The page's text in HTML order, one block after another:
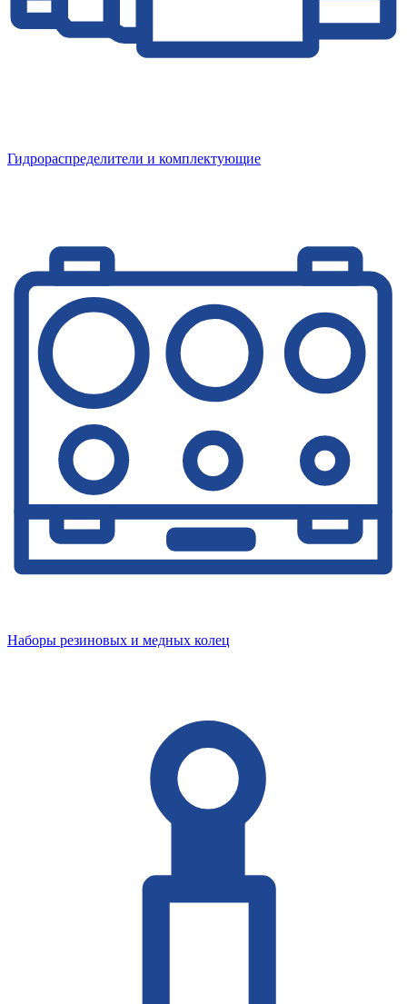
Гидрораспределители и комплектующие
Наборы резиновых и медных колец